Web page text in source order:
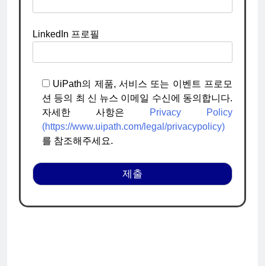
LinkedIn 프로필
UiPath의 제품, 서비스 또는 이벤트 프로모
션 등의 최 신 뉴스 이메일 수신에 동의합니다.
자세한 사항은
Privacy Policy
(https://www.uipath.com/legal/privacypolicy)
를 참조해주세요.